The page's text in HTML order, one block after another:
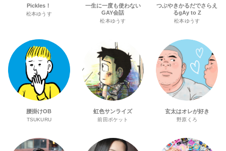
Pickles！
松本ゆうす
一生に一度も使わない
GAY会話
松本ゆうす
つぶやきかるだでさらえ
るgAy to Z
松本ゆうす
腰掛けOB
TSUKURU
虹色サンライズ
前田ポケット
玄太はオレが好き
野原くろ